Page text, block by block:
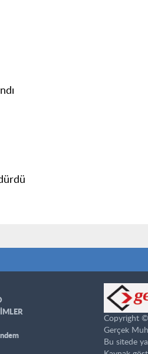
Copyright ©
Gerçek
Bu sitede